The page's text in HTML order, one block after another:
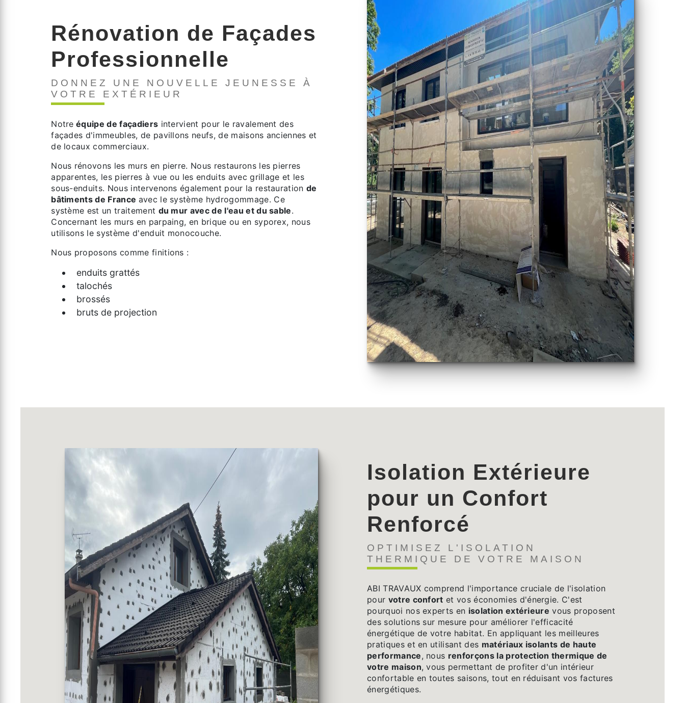
Rénovation de Façades
Professionnelle
DONNEZ UNE NOUVELLE JEUNESSE À
VOTRE EXTÉRIEUR
Notre équipe de façadiers intervient pour le ravalement des
façades d'immeubles, de pavillons neufs, de maisons anciennes et
de locaux commerciaux.
Nous rénovons les murs en pierre. Nous restaurons les pierres
apparentes, les pierres à vue ou les enduits avec grillage et les
sous-enduits. Nous intervenons également pour la restaurationde
bâtiments de France avec le système hydrogommage. Ce
système est un traitement du mur avec de l'eau et du sable.
Concernant les murs en parpaing, en brique ou en syporex, nous
utilisons le système d'enduit monocouche.
Nous proposons comme finitions :
enduits grattés
talochés
brossés
bruts de projection
Isolation Extérieure
pour un Confort
Renforcé
OPTIMISEZ L'ISOLATION
THERMIQUE DE VOTRE MAISON
ABI TRAVAUX comprend l'importance cruciale de l'isolation
pour votre confort et vos économies d'énergie. C'est
pourquoi nos experts en isolation extérieure vous proposent
des solutions sur mesure pour améliorer l'efficacité
énergétique de votre habitat. En appliquant les meilleures
pratiques et en utilisant des matériaux isolants de haute
performance, nous renforçons la protection thermique de
votre maison, vous permettant de profiter d'un intérieur
confortable en toutes saisons, tout en réduisant vos factures
énergétiques.